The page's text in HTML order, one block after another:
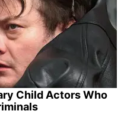
Child Actors Who